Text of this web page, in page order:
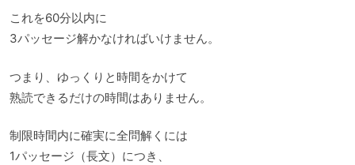
これを60分以内に
3パッセージ解かなければいけません。
つまり、ゆっくりと時間をかけて
熟読できるだけの時間はありません。
制限時間内に確実に全問解くには
1パッセージ（長文）につき、